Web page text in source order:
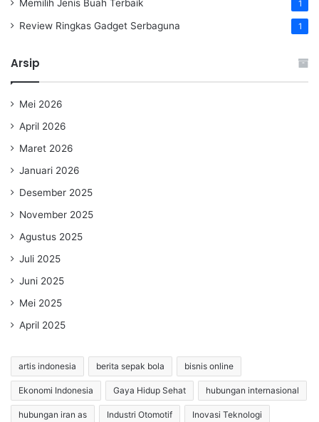
Memilih Jenis Buah Terbaik 1
Review Ringkas Gadget Serbaguna 1
Arsip
Mei 2026
April 2026
Maret 2026
Januari 2026
Desember 2025
November 2025
Agustus 2025
Juli 2025
Juni 2025
Mei 2025
April 2025
artis indonesia berita sepak bola bisnis online
Ekonomi Indonesia Gaya Hidup Sehat hubungan internasional
hubungan iran as Industri Otomotif Inovasi Teknologi